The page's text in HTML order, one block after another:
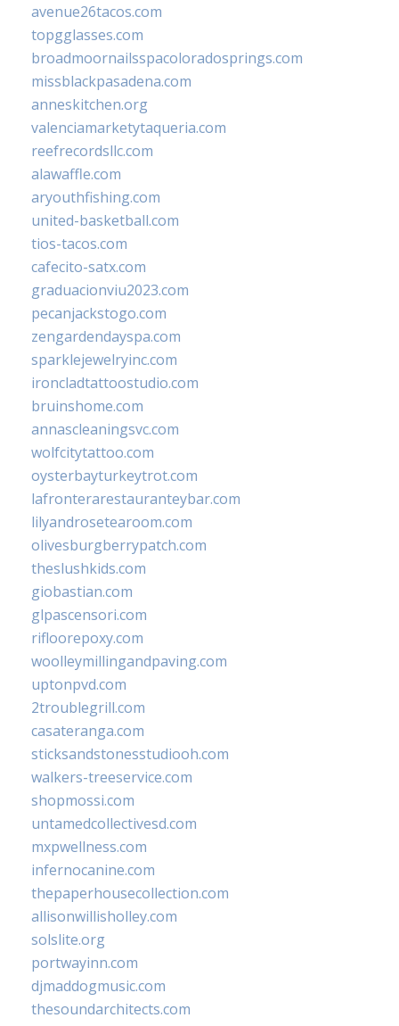
avenue26tacos.com
topgglasses.com
broadmoornailsspacoloradosprings.com
missblackpasadena.com
anneskitchen.org
valenciamarketytaqueria.com
reefrecordsllc.com
alawaffle.com
aryouthfishing.com
united-basketball.com
tios-tacos.com
cafecito-satx.com
graduacionviu2023.com
pecanjackstogo.com
zengardendayspa.com
sparklejewelryinc.com
ironcladtattoostudio.com
bruinshome.com
annascleaningsvc.com
wolfcitytattoo.com
oysterbayturkeytrot.com
lafronterarestauranteybar.com
lilyandrosetearoom.com
olivesburgberrypatch.com
theslushkids.com
giobastian.com
glpascensori.com
rifloorepoxy.com
woolleymillingandpaving.com
uptonpvd.com
2troublegrill.com
casateranga.com
sticksandstonesstudiooh.com
walkers-treeservice.com
shopmossi.com
untamedcollectivesd.com
mxpwellness.com
infernocanine.com
thepaperhousecollection.com
allisonwillisholley.com
solslite.org
portwayinn.com
djmaddogmusic.com
thesoundarchitects.com